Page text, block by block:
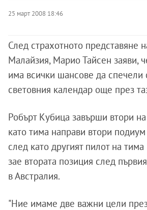
25 март 2008 18:46
След страхотното представяне
Малайзия, Марио Тайсен заяви,
има всички шансове да спечели
световния календар още през
Робърт Кубица завърши втори на
като тима направи втори
след като другият пилот на
зае втората позиция след
в Австралия.
"Ние имаме две важни цели